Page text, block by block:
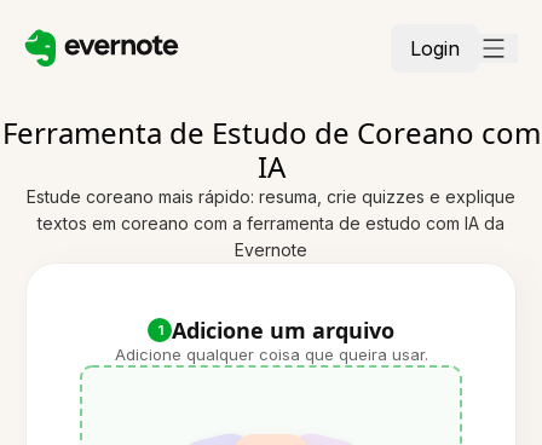
Login
Ferramenta de Estudo de Coreano com
IA
Estude coreano mais rápido: resuma, crie quizzes e explique
textos em coreano com a ferramenta de estudo com IA da
Evernote
1 Adicione um arquivo
Adicione qualquer coisa que queira usar.